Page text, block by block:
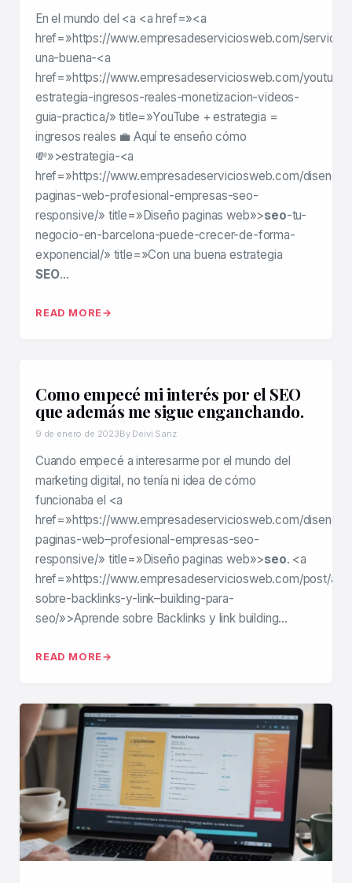
En el mundo del <a <a href=»<a
href=»https://www.empresadeserviciosweb.com/
una-buena-<a
href=»https://www.empresadeserviciosweb.com/youtube-
estrategia-ingresos-reales-monetizacion-videos-
guia-practica/» title=»YouTube + estrategia =
ingresos reales 💼 Aquí te enseño cómo
💸»>estrategia-<a
href=»https://www.empresadeserviciosweb.com/diseno-
paginas-web-profesional-empresas-seo-
responsive/» title=»Diseño paginas web»>seo-tu-
negocio-en-barcelona-puede-crecer-de-forma-
exponencial/» title=»Con una buena estrategia
SEO…
READ MORE
Como empecé mi interés por el SEO
que además me sigue enganchando.
9 de enero de 2023By Deivi Sanz
Cuando empecé a interesarme por el mundo del
marketing digital, no tenía ni idea de cómo
funcionaba el <a
href=»https://www.empresadeserviciosweb.com/diseno-
paginas-web–profesional-empresas-seo-
responsive/» title=»Diseño paginas web»>seo. <a
href=»https://www.empresadeserviciosweb.com/post/
sobre-backlinks-y-link–building-para-
seo/»>Aprende sobre Backlinks y link building…
READ MORE